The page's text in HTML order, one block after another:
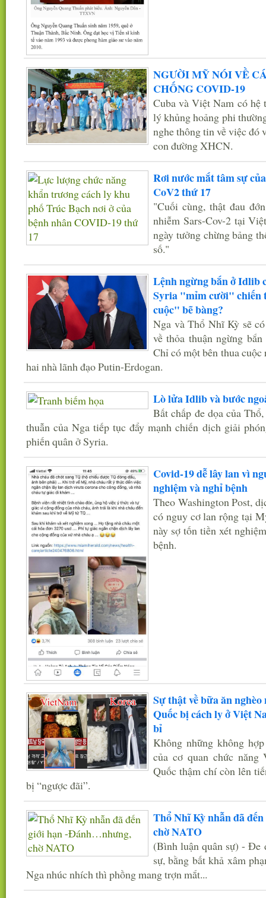
NGƯỜI MỸ NÓI VỀ
CHỐNG COVID-19
Cuba và Việt Nam có hệ
lý khủng hoảng phi
nghe thông tin về việc đó
con đường XHCN.
Rơi nước mắt tâm sự
CoV2 thứ 17
"Cuối cùng, thật đau
nhiễm Sars-Cov-2 tại
ngày tưởng chừng bảng
số."
Lệnh ngừng bắn ở Idlib
Syria "mỉm cười" chiến
cuộc" bẽ bàng?
Nga và Thổ Nhĩ Kỳ sẽ
về thỏa thuận ngừng
Chỉ có một bên thua cuộc
hai nhà lãnh đạo Putin-Erdogan.
Lò lửa Idlib và bước
Bất chấp đe dọa của
thuẫn của Nga tiếp tục đẩy mạnh chiến dịch giải
phiến quân ở Syria.
Covid-19 dễ lây lan vì
nghiệm và nghỉ bệnh
Theo Washington Post,
có nguy cơ lan rộng tại
này sợ tốn tiền xét
bệnh.
Sự thật về bữa ăn
Quốc bị cách ly ở Việt
bỉ
Không những không
của cơ quan chức
Quốc thậm chí còn lên
bị “ngược đãi”.
Thổ Nhĩ Kỳ nhẫn đã
chờ NATO
(Bình luận quân sự) - Đe
sự, bằng bất khả xâm
Nga nhúc nhích thì phồng mang trợn mắt...